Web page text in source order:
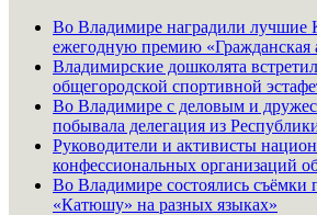
Во Владимире наградили
ежегодную премию «Гражданская
Владимирские дошколята
общегородской спортивной
Во Владимире с деловым и
побывала делегация из
Руководители и активисты
конфессиональных организаций
Во Владимире состоялись съёмки
«Катюшу» на разных языках»